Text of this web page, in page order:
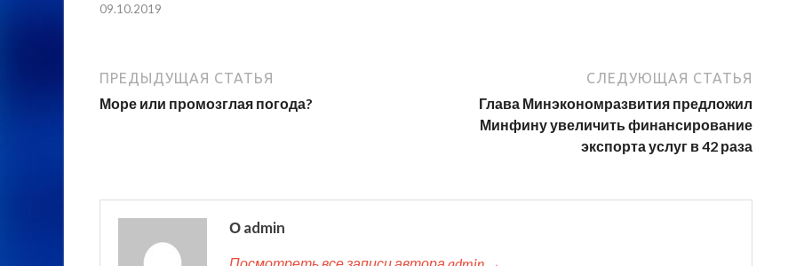
09.10.2019
ПРЕДЫДУЩАЯ СТАТЬЯ
Море или промозглая погода?
СЛЕДУЮЩАЯ СТАТЬЯ
Глава Минэкономразвития предложил
Минфину увеличить финансирование
экспорта услуг в 42 раза
О admin